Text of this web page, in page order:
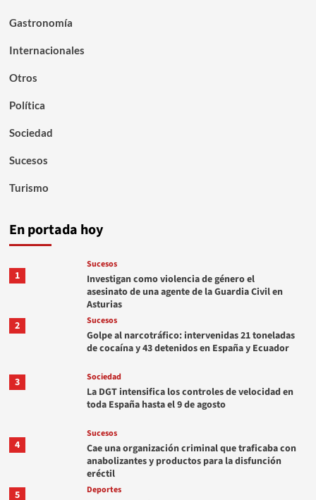
Gastronomía
Internacionales
Otros
Política
Sociedad
Sucesos
Turismo
En portada hoy
1
Sucesos
Investigan como violencia de género el
asesinato de una agente de la Guardia Civil en
Asturias
2
Sucesos
Golpe al narcotráfico: intervenidas 21 toneladas
de cocaína y 43 detenidos en España y Ecuador
3 Sociedad
La DGT intensifica los controles de velocidad en
toda España hasta el 9 de agosto
4
Sucesos
Cae una organización criminal que traficaba con
anabolizantes y productos para la disfunción
eréctil
5
Deportes